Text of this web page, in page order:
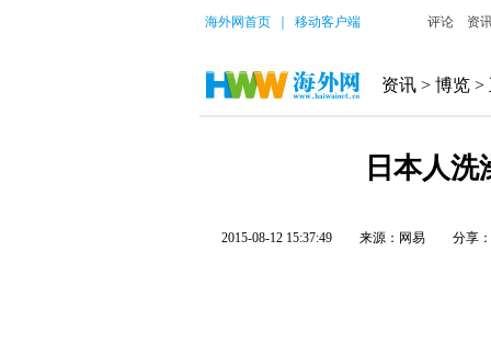
海外网首页 移动客户端 评论 资
资讯 > 博览 >
日本人洗
2015-08-12 15:37:49 来源：网易 分享：